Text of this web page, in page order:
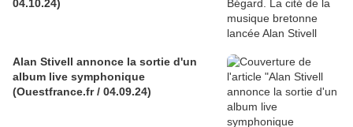
04.10.24)
Alan Stivell annonce la sortie d'un
album live symphonique
(Ouestfrance.fr / 04.09.24)